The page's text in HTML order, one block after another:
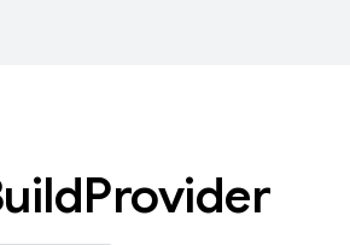
Provider